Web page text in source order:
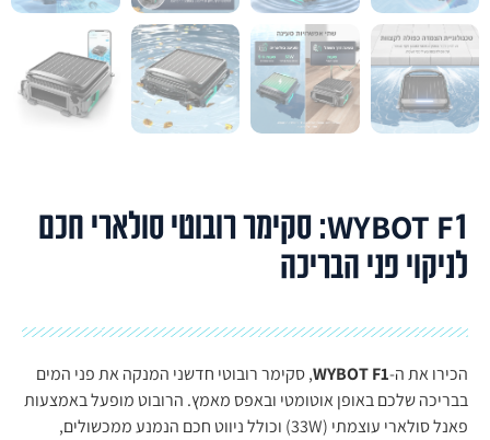
WYBOT F1: סקימר רובוטי סולארי חכם
לניקוי פני הבריכה
הכירו את ה-WYBOT F1, סקימר רובוטי חדשני המנקה את פני המים
בבריכה שלכם באופן אוטומטי ובאפס מאמץ. הרובוט מופעל באמצעות
פאנל סולארי עוצמתי (33W) וכולל ניווט חכם הנמנע ממכשולים,